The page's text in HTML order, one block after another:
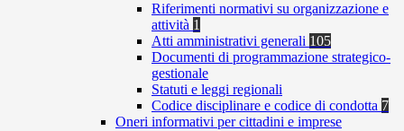
Riferimenti normativi su organizzazione e
attività 1
Atti amministrativi generali 105
Documenti di programmazione strategico-
gestionale
Statuti e leggi regionali
Codice disciplinare e codice di condotta 7
Oneri informativi per cittadini e imprese